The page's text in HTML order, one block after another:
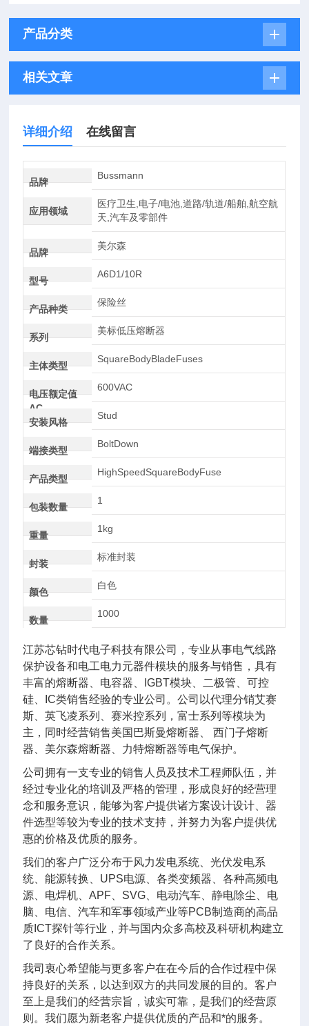
产品分类
相关文章
详细介绍 在线留言
品牌
Bussmann
应用领域
医疗卫生,电子/电池,道路/轨道/船舶,航空航
天,汽车及零部件
品牌
美尔森
型号
A6D1/10R
产品种类
保险丝
系列
美标低压熔断器
主体类型
SquareBodyBladeFuses
电压额定值
AC
600VAC
安装风格
Stud
端接类型
BoltDown
产品类型
HighSpeedSquareBodyFuse
包装数量
1
重量
1kg
封装
标准封装
颜色
白色
数量
1000
江苏芯钻时代电子科技有限公司，专业从事电气线路
保护设备和电工电力元器件模块的服务与销售，具有
丰富的熔断器、电容器、IGBT模块、二极管、可控
硅、IC类销售经验的专业公司。公司以代理分销艾赛
斯、英飞凌系列、赛米控系列，富士系列等模块为
主，同时经营销售美国巴斯曼熔断器、 西门子熔断
器、美尔森熔断器、力特熔断器等电气保护。
公司拥有一支专业的销售人员及技术工程师队伍，并
经过专业化的培训及严格的管理，形成良好的经营理
念和服务意识，能够为客户提供诸方案设计设计、器
件选型等较为专业的技术支持，并努力为客户提供优
惠的价格及优质的服务。
我们的客户广泛分布于风力发电系统、光伏发电系
统、能源转换、UPS电源、各类变频器、各种高频电
源、电焊机、APF、SVG、电动汽车、静电除尘、电
脑、电信、汽车和军事领域产业等PCB制造商的高品
质ICT探针等行业，并与国内众多高校及科研机构建立
了良好的合作关系。
我司衷心希望能与更多客户在在今后的合作过程中保
持良好的关系，以达到双方的共同发展的目的。客户
至上是我们的经营宗旨，诚实可靠，是我们的经营原
则。我们愿为新老客户提供优质的产品和*的服务。